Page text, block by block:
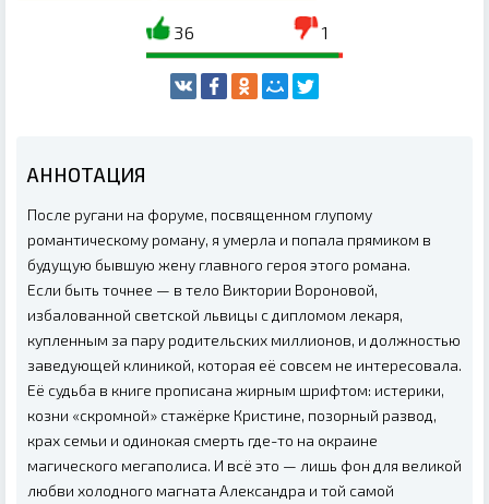
36 1
АННОТАЦИЯ
После ругани на форуме, посвященном глупому
романтическому роману, я умерла и попала прямиком в
будущую бывшую жену главного героя этого романа.
Если быть точнее — в тело Виктории Вороновой,
избалованной светской львицы с дипломом лекаря,
купленным за пару родительских миллионов, и должностью
заведующей клиникой, которая её совсем не интересовала.
Её судьба в книге прописана жирным шрифтом: истерики,
козни «скромной» стажёрке Кристине, позорный развод,
крах семьи и одинокая смерть где-то на окраине
магического мегаполиса. И всё это — лишь фон для великой
любви холодного магната Александра и той самой